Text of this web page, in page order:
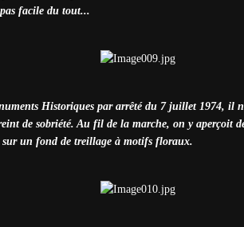
facile du tout...
Historiques par arrêté du 7 juillet 1974, il
de sobriété. Au fil de la marche, on y aperçoit
sur un fond de treillage à motifs floraux.